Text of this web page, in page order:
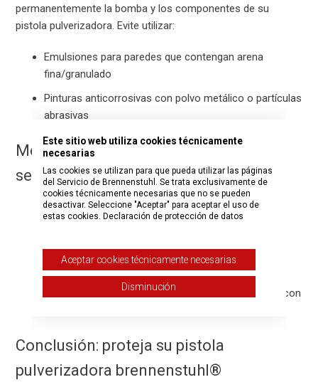
permanentemente la bomba y los componentes de su
pistola pulverizadora. Evite utilizar:
Emulsiones para paredes que contengan arena
fina/granulado
Pinturas anticorrosivas con polvo metálico o partículas
abrasivas
Mejores prácticas para un uso fiable y
seguro
Consulte el manual de su producto y siga las
Filtra siempre la pintura o la laca antes de llenar la
pistola pulverizadora.
Después de cada uso, limpie el dispositivo a fondo con
Conclusión: proteja su pistola
pulverizadora brennenstuhl®
Este sitio web utiliza cookies técnicamente
necesarias
Las cookies se utilizan para que pueda utilizar las páginas
del Servicio de Brennenstuhl. Se trata exclusivamente de
cookies técnicamente necesarias que no se pueden
desactivar. Seleccione "Aceptar" para aceptar el uso de
estas cookies. Declaración de protección de datos
Aceptar cookies técnicamente necesarias
Disminución